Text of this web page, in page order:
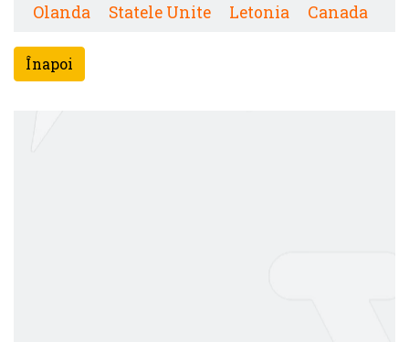
Olanda
Statele Unite Letonia Canada
Înapoi